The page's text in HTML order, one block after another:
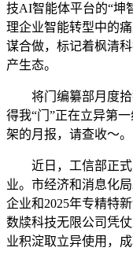
技AI智能体平台的“坤
理企业智能转型中的
谋合做，标记着枫清
产生态。
将门编纂部月度拾
得我“门”正在立异第
架的月报，请查收～。
近日，工信部正式
业。市经济和消息化
企业和2025年专精特
数牍科技无限公司凭
业积淀取立异使用，